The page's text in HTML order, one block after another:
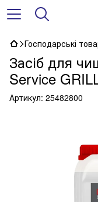
Господарські
Засіб для
Service
Артикул: 25482800